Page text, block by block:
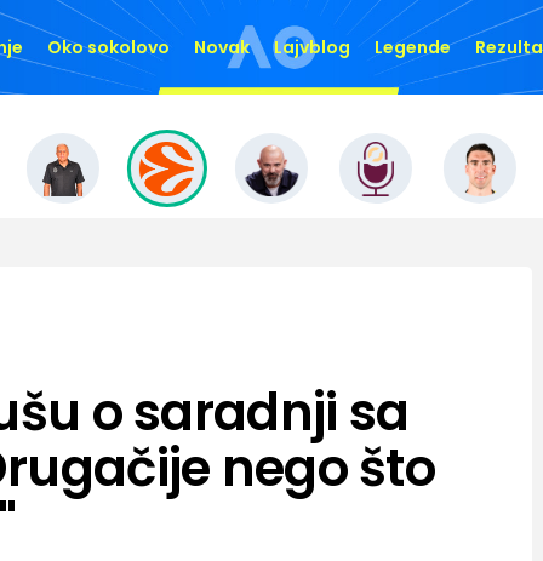
Oko sokolovo Novak Lajvblog Legende
o saradnji sa
nego što